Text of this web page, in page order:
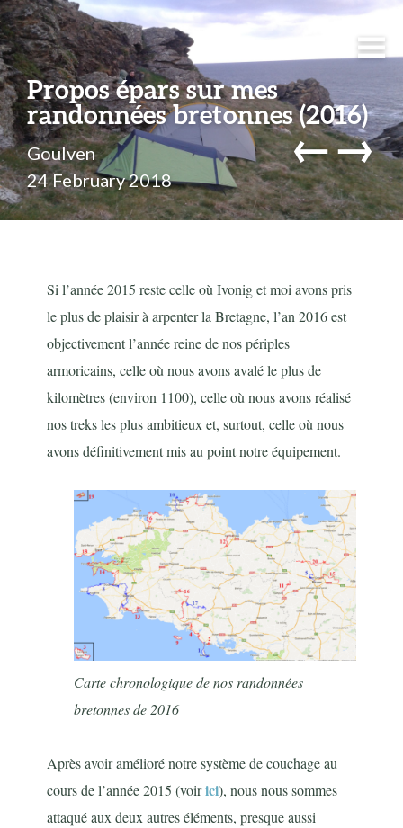
Propos épars sur mes
randonnées bretonnes (2016)
Goulven
24 February 2018
←→
Si l’année 2015 reste celle où Ivonig et moi avons pris
le plus de plaisir à arpenter la Bretagne, l’an 2016 est
objectivement l’année reine de nos périples
armoricains, celle où nous avons avalé le plus de
kilomètres (environ 1100), celle où nous avons réalisé
nos treks les plus ambitieux et, surtout, celle où nous
avons définitivement mis au point notre équipement.
Carte chronologique de nos randonnées
bretonnes de 2016
Après avoir amélioré notre système de couchage au
cours de l’année 2015 (voirici), nous nous sommes
attaqué aux deux autres éléments, presque aussi